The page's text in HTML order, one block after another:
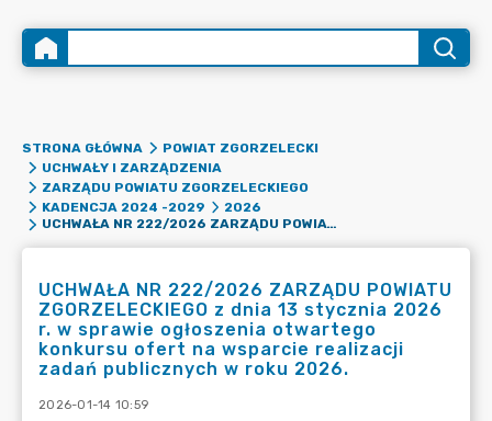
STRONA GŁÓWNA
POWIAT ZGORZELECKI
UCHWAŁY I ZARZĄDZENIA
ZARZĄDU POWIATU ZGORZELECKIEGO
KADENCJA 2024 -2029
2026
UCHWAŁA NR 222/2026 ZARZĄDU POWIATU ZGORZELECKIEGO Z DNIA 13 STYCZNIA 2026 R. W SPRAWIE OGŁOSZENIA OTWARTEGO KONKURSU OFERT NA WSPARCIE REALIZACJI ZADAŃ PUBLICZNYCH W ROKU 2026.
UCHWAŁA NR 222/2026 ZARZĄDU POWIATU
ZGORZELECKIEGO z dnia 13 stycznia 2026
r. w sprawie ogłoszenia otwartego
konkursu ofert na wsparcie realizacji
zadań publicznych w roku 2026.
2026-01-14 10:59